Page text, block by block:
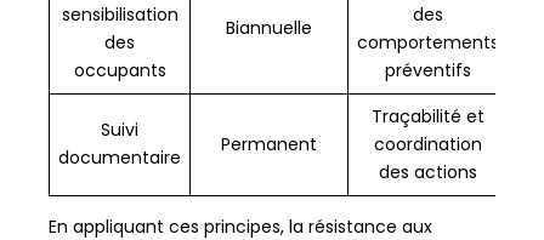
sensibilisation
des
occupants
Biannuelle
des
comportements
préventifs
Suivi
documentaire
Permanent
Traçabilité et
coordination
des actions
En appliquant ces principes, la résistance aux